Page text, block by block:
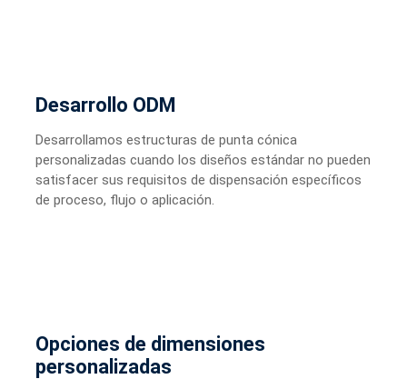
Desarrollo ODM
Desarrollamos estructuras de punta cónica
personalizadas cuando los diseños estándar no pueden
satisfacer sus requisitos de dispensación específicos
de proceso, flujo o aplicación.
Opciones de dimensiones
personalizadas